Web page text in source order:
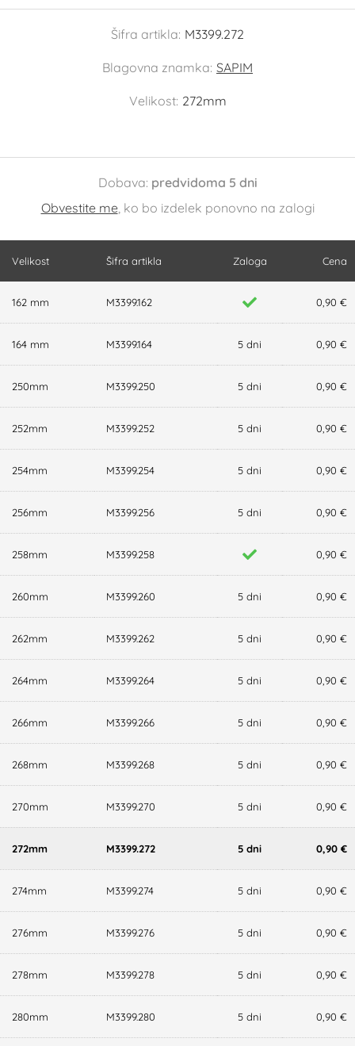
Šifra artikla: M3399.272
Blagovna znamka: SAPIM
Velikost: 272mm
Dobava: predvidoma 5 dni
Obvestite me, ko bo izdelek ponovno na zalogi
Velikost Šifra artikla Zaloga Cena
162 mm M3399.162 0,90 €
164 mm M3399.164 5 dni 0,90 €
250mm M3399.250 5 dni 0,90 €
252mm M3399.252 5 dni 0,90 €
254mm M3399.254 5 dni 0,90 €
256mm M3399.256 5 dni 0,90 €
258mm M3399.258 0,90 €
260mm M3399.260 5 dni 0,90 €
262mm M3399.262 5 dni 0,90 €
264mm M3399.264 5 dni 0,90 €
266mm M3399.266 5 dni 0,90 €
268mm M3399.268 5 dni 0,90 €
270mm M3399.270 5 dni 0,90 €
272mm M3399.272 5 dni 0,90 €
274mm M3399.274 5 dni 0,90 €
276mm M3399.276 5 dni 0,90 €
278mm M3399.278 5 dni 0,90 €
280mm M3399.280 5 dni 0,90 €